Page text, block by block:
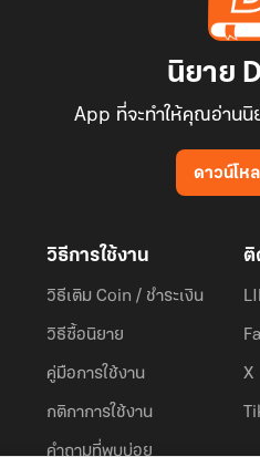
นิยาย
App ที่จะทำให้คุณอ่านนิ
ดาวน์โห
วิธีการใช้งาน
วิธีเติม Coin / ชำระเงิน
วิธีซื้อนิยาย
คู่มือการใช้งาน
กติกาการใช้งาน
คำถามที่พบบ่อย
ติ
X